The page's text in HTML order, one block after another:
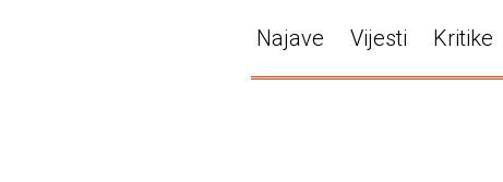
Najave Vijesti Kritike